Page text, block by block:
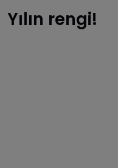
Yılın rengi!